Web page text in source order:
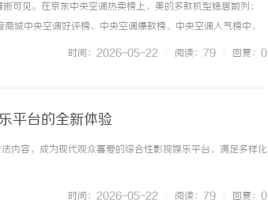
见。在京东中央空调热卖榜上，美的多款机型稳居前列；
城中央空调好评榜、中央空调爆款榜、中央空调人气榜中，
一时之功，而是产品力长期积累后的水到渠成。而这份产品
时间：2026-05-22 阅读：79 回复：0
平台的全新体验
内容，成为现代观众喜爱的综合性影视娱乐平台，满足多样化
时间：2026-05-22 阅读：79 回复：0